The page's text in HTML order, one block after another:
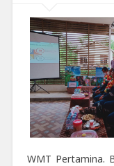
WMT Pertamina.